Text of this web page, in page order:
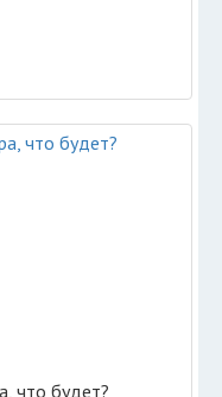
что будет?